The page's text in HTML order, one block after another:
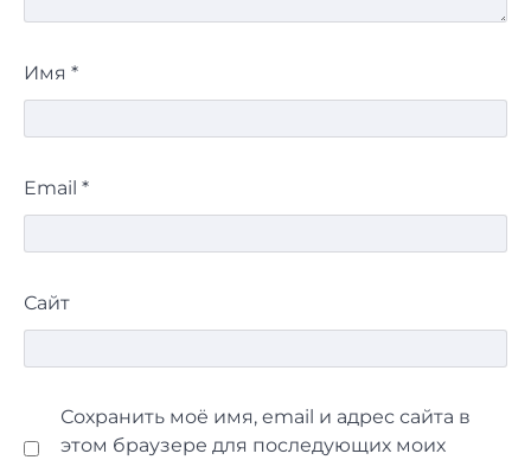
Имя *
Email *
Сайт
Сохранить моё имя, email и адрес сайта в
этом браузере для последующих моих